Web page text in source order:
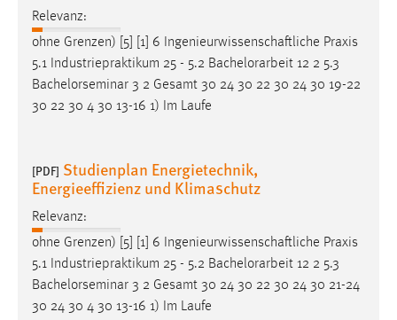
Relevanz:
ohne Grenzen) [5] [1] 6 Ingenieurwissenschaftliche Praxis
5.1 Industriepraktikum 25 - 5.2 Bachelorarbeit 12 2 5.3
Bachelorseminar 3 2 Gesamt 30 24 30 22 30 24 30 19-22
30 22 30 4 30 13-16 1) Im Laufe
[PDF] Studienplan Energietechnik,
Energieeffizienz und Klimaschutz
Relevanz:
ohne Grenzen) [5] [1] 6 Ingenieurwissenschaftliche Praxis
5.1 Industriepraktikum 25 - 5.2 Bachelorarbeit 12 2 5.3
Bachelorseminar 3 2 Gesamt 30 24 30 22 30 24 30 21-24
30 24 30 4 30 13-16 1) Im Laufe